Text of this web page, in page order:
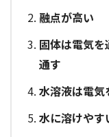
融点が高い
固体は電気
通す
水溶液は電気
水に溶けやす